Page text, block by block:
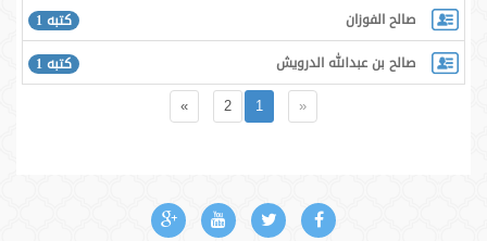
صالح الفوزان
كتبه 1
صالح بن عبدالله الدرويش
كتبه 1
«
1
2
»